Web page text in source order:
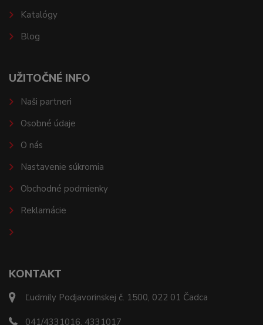
KONTAKT
Ľudmily Podjavorinskej č. 1500, 022 01 Čadca
041/4331016, 4331017
Katalógy
Blog
UŽITOČNÉ INFO
Naši partneri
Osobné údaje
O nás
Nastavenie súkromia
Obchodné podmienky
Reklamácie